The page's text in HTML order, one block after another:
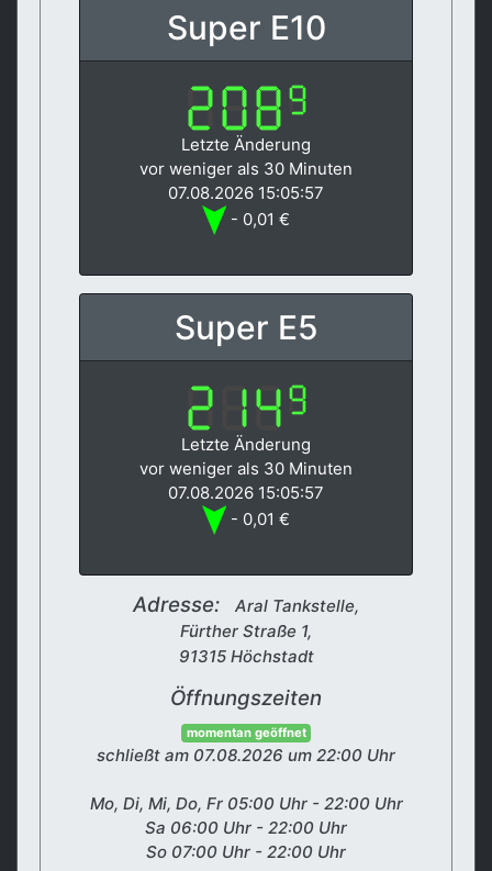
Super E10
Letzte Änderung
vor weniger als 30 Minuten
07.08.2026 15:05:57
- 0,01 €
Super E5
Letzte Änderung
vor weniger als 30 Minuten
07.08.2026 15:05:57
- 0,01 €
Adresse:
Aral Tankstelle,
Fürther Straße 1,
91315 Höchstadt
Öffnungszeiten
momentan geöffnet
schließt am 07.08.2026 um 22:00 Uhr
Mo, Di, Mi, Do, Fr 05:00 Uhr - 22:00 Uhr
Sa 06:00 Uhr - 22:00 Uhr
So 07:00 Uhr - 22:00 Uhr